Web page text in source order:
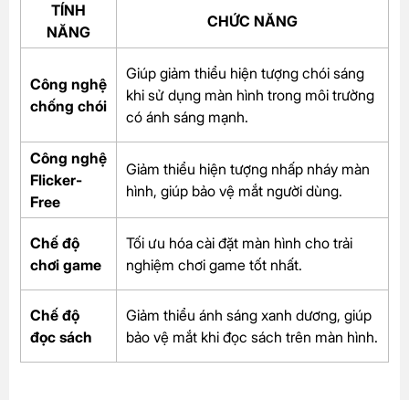
TÍNH
NĂNG
CHỨC NĂNG
Công nghệ
chống chói
Giúp giảm thiểu hiện tượng chói sáng
khi sử dụng màn hình trong môi trường
có ánh sáng mạnh.
Công nghệ
Flicker-
Free
Giảm thiểu hiện tượng nhấp nháy màn
hình, giúp bảo vệ mắt người dùng.
Chế độ
chơi game
Tối ưu hóa cài đặt màn hình cho trải
nghiệm chơi game tốt nhất.
Chế độ
đọc sách
Giảm thiểu ánh sáng xanh dương, giúp
bảo vệ mắt khi đọc sách trên màn hình.